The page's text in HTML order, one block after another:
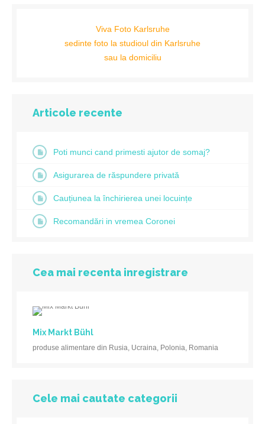
Viva Foto Karlsruhe
sedinte foto la studioul din Karlsruhe
sau la domiciliu
Articole recente
Poti munci cand primesti ajutor de somaj?
Asigurarea de răspundere privată
Cauțiunea la închirierea unei locuințe
Recomandări in vremea Coronei
Cea mai recenta inregistrare
Mix Markt Bühl
produse alimentare din Rusia, Ucraina, Polonia, Romania
Cele mai cautate categorii